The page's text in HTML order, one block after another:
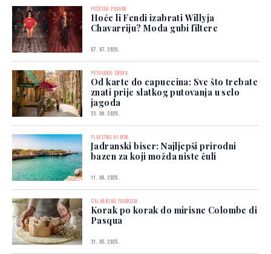
POČETAK POBUNE
Hoće li Fendi izabrati Willyja
Chavarriju? Moda gubi filtere
07. 07. 2025.
PUTOVANJE SNOVA
Od karte do capuccina: Sve što trebate
znati prije slatkog putovanja u selo
jagoda
23. 06. 2025.
PLAVETNILO I MIR
Jadranski biser: Najljepši prirodni
bazen za koji možda niste čuli
11. 06. 2025.
ITALIJANSKA TRADICIJA
Korak po korak do mirisne Colombe di
Pasqua
31. 05. 2025.